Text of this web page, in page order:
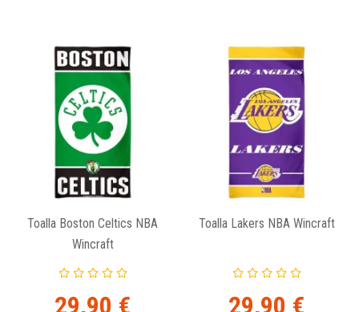
Toalla Boston Celtics NBA
Wincraft
29,90 €
Toalla Lakers NBA Wincraft
29,90 €